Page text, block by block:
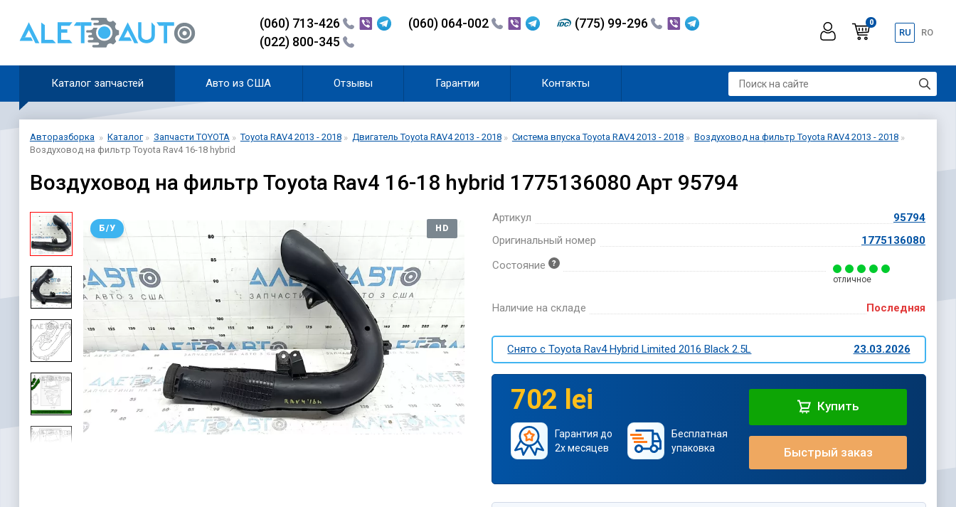
(060) 713-426 (060) 064-002
(775) 99-296
(022) 800-345
0
RU RO
Каталог запчастей Авто из США Отзывы Гарантии Контакты
Авторазборка Каталог Запчасти TOYOTA Toyota RAV4 2013 - 2018 Двигатель Toyota RAV4 2013 - 2018 Система впуска Toyota RAV4 2013 - 2018
Воздуховод на фильтр Toyota RAV4 2013 - 2018
Воздуховод на фильтр Toyota Rav4 16-18 hybrid
Воздуховод на фильтр Toyota Rav4 16-18 hybrid 1775136080 Арт 95794
Б/У HD
Артикул
95794
Оригинальный номер
1775136080
Состояние
отличное
Наличие на складе Последняя
Снято c Toyota Rav4 Hybrid Limited 2016 Black 2.5L 23.03.2026
702 lei
Гарантия до
2х месяцев
Бесплатная
упаковка
Купить
Быстрый заказ